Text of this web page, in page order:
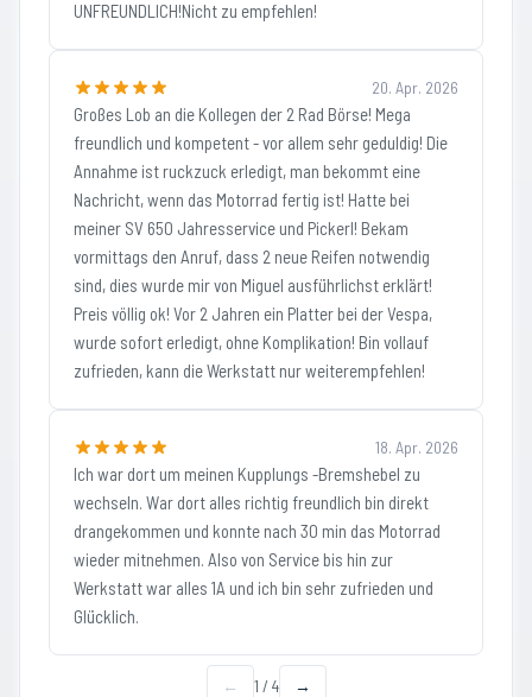
UNFREUNDLICH!Nicht zu empfehlen!
20. Apr. 2026
Großes Lob an die Kollegen der 2 Rad Börse! Mega
freundlich und kompetent - vor allem sehr geduldig! Die
Annahme ist ruckzuck erledigt, man bekommt eine
Nachricht, wenn das Motorrad fertig ist! Hatte bei
meiner SV 650 Jahresservice und Pickerl! Bekam
vormittags den Anruf, dass 2 neue Reifen notwendig
sind, dies wurde mir von Miguel ausführlichst erklärt!
Preis völlig ok! Vor 2 Jahren ein Platter bei der Vespa,
wurde sofort erledigt, ohne Komplikation! Bin vollauf
zufrieden, kann die Werkstatt nur weiterempfehlen!
18. Apr. 2026
Ich war dort um meinen Kupplungs -Bremshebel zu
wechseln. War dort alles richtig freundlich bin direkt
drangekommen und konnte nach 30 min das Motorrad
wieder mitnehmen. Also von Service bis hin zur
Werkstatt war alles 1A und ich bin sehr zufrieden und
Glücklich.
← 1 / 4 →